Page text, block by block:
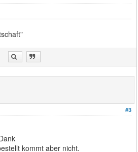
#3
kommt aber nicht.